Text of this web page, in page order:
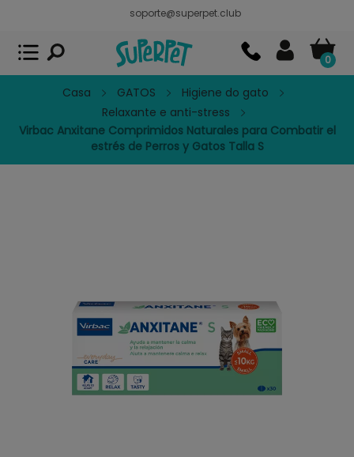
soporte@superpet.club
0
Casa GATOS
Higiene do gato
Relaxante e anti-stress
Virbac Anxitane Comprimidos Naturales para Combatir el
estrés de Perros y Gatos Talla S
Superpet, comida para mascotas
APP GRATIS - En Google Play